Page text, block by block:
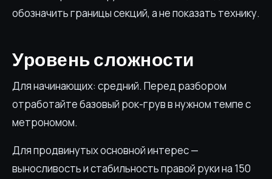
обозначить границы секций, а не показать технику.
Уровень сложности
Для начинающих: средний. Перед разбором
отработайте базовый рок-грув в нужном темпе с
метрономом.
Для продвинутых основной интерес —
выносливость и стабильность правой руки на 150